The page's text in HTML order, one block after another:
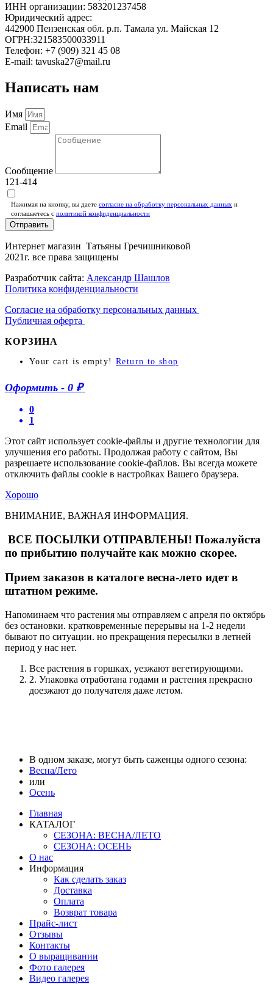
ИНН организации: 583201237458
Юридический адрес:
442900 Пензенская обл. р.п. Тамала ул. Майская 12
ОГРН:321583500033911
Телефон: +7 (909) 321 45 08
E-mail: tavuska27@mail.ru
Написать нам
Имя
Email
Сообщение
121-414
Нажимая на кнопку, вы даете согласие на обработку персональных данных и
соглашаетесь c политикой конфиденциальности
Отправить
Интернет магазин Татьяны Гречишниковой
2021г. все права защищены
Разработчик сайта: Александр Шашлов
Политика конфиденциальности
Согласие на обработку персональных данных
Публичная оферта
КОРЗИНА
Your cart is empty! Return to shop
Оформить - 0 ₽
0
1
Этот сайт использует cookie-файлы и другие технологии для
улучшения его работы. Продолжая работу с сайтом, Вы
разрешаете использование cookie-файлов. Вы всегда можете
отключить файлы cookie в настройках Вашего браузера.
Хорошо
ВНИМАНИЕ, ВАЖНАЯ ИНФОРМАЦИЯ.
ВСЕ ПОСЫЛКИ ОТПРАВЛЕНЫ! Пожалуйста
по прибытию получайте как можно скорее.
Прием заказов в каталоге весна-лето идет в
штатном режиме.
Напоминаем что растения мы отправляем с апреля по октябрь
без остановки. кратковременные перерывы на 1-2 недели
бывают по ситуации. но прекращения пересылки в летней
период у нас нет.
Все растения в горшках, уезжают вегетирующими.
2. Упаковка отработана годами и растения прекрасно
доезжают до получателя даже летом.
В одном заказе, могут быть саженцы одного сезона:
Весна/Лето
или
Осень
Главная
КАТАЛОГ
СЕЗОНА: ВЕСНА/ЛЕТО
СЕЗОНА: ОСЕНЬ
О нас
Информация
Как сделать заказ
Доставка
Оплата
Возврат товара
Прайс-лист
Отзывы
Контакты
О выращивании
Фото галерея
Видео галерея